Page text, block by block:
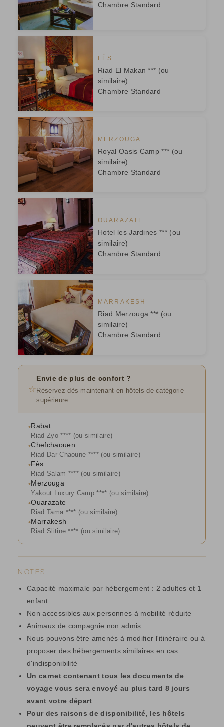
Chambre Standard
FÈS
Riad El Makan *** (ou
similaire)
Chambre Standard
MERZOUGA
Royal Oasis Camp *** (ou
similaire)
Chambre Standard
OUARAZATE
Hotel les Jardines *** (ou
similaire)
Chambre Standard
MARRAKESH
Riad Merzouga *** (ou
similaire)
Chambre Standard
☆
Envie de plus de confort ?
Réservez dès maintenant en hôtels de catégorie
supérieure.
•Rabat
Riad Zyo **** (ou similaire)
•Chefchaouen
Riad Dar Chaoune **** (ou similaire)
•Fès
Riad Salam **** (ou similaire)
•Merzouga
Yakout Luxury Camp **** (ou similaire)
•Ouarazate
Riad Tama **** (ou similaire)
•Marrakesh
Riad Slitine **** (ou similaire)
NOTES
Capacité maximale par hébergement : 2 adultes et 1
enfant
Non accessibles aux personnes à mobilité réduite
Animaux de compagnie non admis
Nous pouvons être amenés à modifier l'itinéraire ou à
proposer des hébergements similaires en cas
d'indisponibilité
Un carnet contenant tous les documents de
voyage vous sera envoyé au plus tard 8 jours
avant votre départ
Pour des raisons de disponibilité, les hôtels